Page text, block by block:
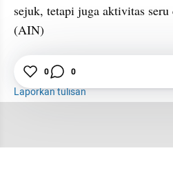
sejuk, tetapi juga aktivitas seru
(AIN)
Wisata
Laporkan tulisan
0 0